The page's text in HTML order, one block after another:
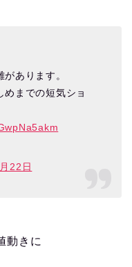
あります。
めまでの短気ショ
22日
動きに